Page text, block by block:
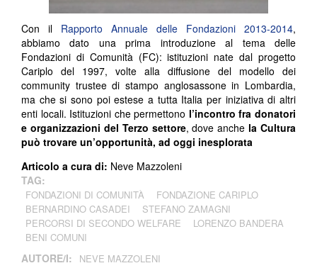
Con il Rapporto Annuale delle Fondazioni 2013-2014,
abbiamo dato una prima introduzione al tema delle
Fondazioni di Comunità (FC): istituzioni nate dal progetto
Cariplo del 1997, volte alla diffusione del modello dei
community trustee di stampo anglosassone in Lombardia,
ma che si sono poi estese a tutta Italia per iniziativa di altri
enti locali. Istituzioni che permettono l’incontro fra donatori
e organizzazioni del Terzo settore, dove anche la Cultura
può trovare un’opportunità, ad oggi inesplorata
Articolo a cura di: Neve Mazzoleni
TAG:
FONDAZIONI DI COMUNITÀ
FONDAZIONE CARIPLO
BERNARDINO CASADEI
STEFANO ZAMAGNI
PERCORSI DI SECONDO WELFARE
LORENZO BANDERA
BENI COMUNI
AUTORE/I: NEVE MAZZOLENI